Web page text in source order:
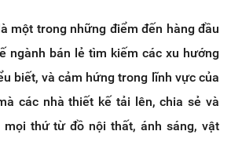
một trong những điểm đến hàng đầu
ngành bán lẻ tìm kiếm các xu hướng
biết, và cảm hứng trong lĩnh vực của
các nhà thiết kế tải lên, chia sẻ và
thứ từ đồ nội thất, ánh sáng, vật